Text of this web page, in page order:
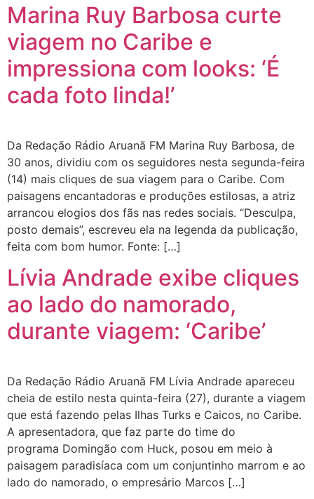
Marina Ruy Barbosa curte
viagem no Caribe e
impressiona com looks: ‘É
cada foto linda!’
Da Redação Rádio Aruanã FM Marina Ruy Barbosa, de
30 anos, dividiu com os seguidores nesta segunda-feira
(14) mais cliques de sua viagem para o Caribe. Com
paisagens encantadoras e produções estilosas, a atriz
arrancou elogios dos fãs nas redes sociais. “Desculpa,
posto demais”, escreveu ela na legenda da publicação,
feita com bom humor. Fonte: […]
Lívia Andrade exibe cliques
ao lado do namorado,
durante viagem: ‘Caribe’
Da Redação Rádio Aruanã FM Lívia Andrade apareceu
cheia de estilo nesta quinta-feira (27), durante a viagem
que está fazendo pelas Ilhas Turks e Caicos, no Caribe.
A apresentadora, que faz parte do time do
programa Domingão com Huck, posou em meio à
paisagem paradisíaca com um conjuntinho marrom e ao
lado do namorado, o empresário Marcos […]